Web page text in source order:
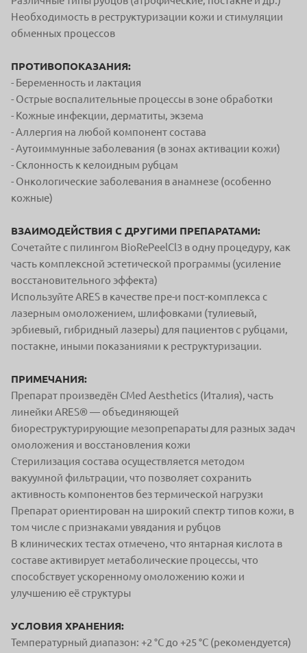
Необходимость в реструктуризации кожи и стимуляции
обменных процессов
ПРОТИВОПОКАЗАНИЯ:
- Беременность и лактация
- Острые воспалительные процессы в зоне обработки
- Кожные инфекции, дерматиты, экзема
- Аллергия на любой компонент состава
- Аутоиммунные заболевания (в зонах активации кожи)
- Склонность к келоидным рубцам
- Онкологические заболевания в анамнезе (особенно
кожные)
ВЗАИМОДЕЙСТВИЯ С ДРУГИМИ ПРЕПАРАТАМИ:
Сочетайте с пилингом BioRePeelCl3 в одну процедуру, как
часть комплексной эстетической программы (усиление
восстановительного эффекта)
Используйте ARES в качестве пре-и пост-комплекса с
лазерным омоложением, шлифовками (тулиевый,
эрбиевый, гибридный лазеры) для пациентов с рубцами,
постакне, иными показаниями к реструктуризации.
ПРИМЕЧАНИЯ:
Препарат произведён CMed Aesthetics (Италия), часть
линейки ARES® — объединяющей
биореструктурирующие мезопрепараты для разных задач
омоложения и восстановления кожи
Стерилизация состава осуществляется методом
вакуумной фильтрации, что позволяет сохранить
активность компонентов без термической нагрузки
Препарат ориентирован на широкий спектр типов кожи, в
том числе с признаками увядания и рубцов
В клинических тестах отмечено, что янтарная кислота в
составе активирует метаболические процессы, что
способствует ускоренному омоложению кожи и
улучшению её структуры
УСЛОВИЯ ХРАНЕНИЯ:
Температурный диапазон: +2 °C до +25 °C (рекомендуется)